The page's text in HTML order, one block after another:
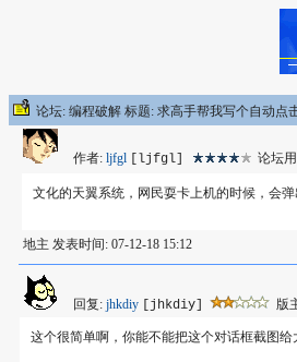
论坛: 编程破解 标题: 求高手帮我写个自动点
作者: ljfgl [ljfgl] 论坛
文化的天翼系统，网民耍卡上机的时候，会
地主 发表时间: 07-12-18 15:12
回复: jhkdiy [jhkdiy] 版
这个很简单啊，你能不能把这个对话框截图给